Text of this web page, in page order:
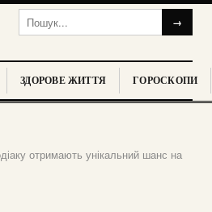
→
ЗДОРОВЕ ЖИТТЯ ГОРОСКОПИ
отримають унікальний шанс на